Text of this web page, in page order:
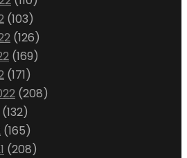
(103)
(126)
(169)
(171)
(208)
(132)
(165)
(208)